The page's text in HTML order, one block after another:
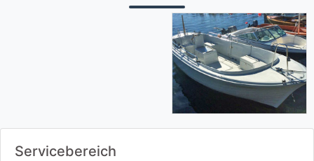
Servicebereich